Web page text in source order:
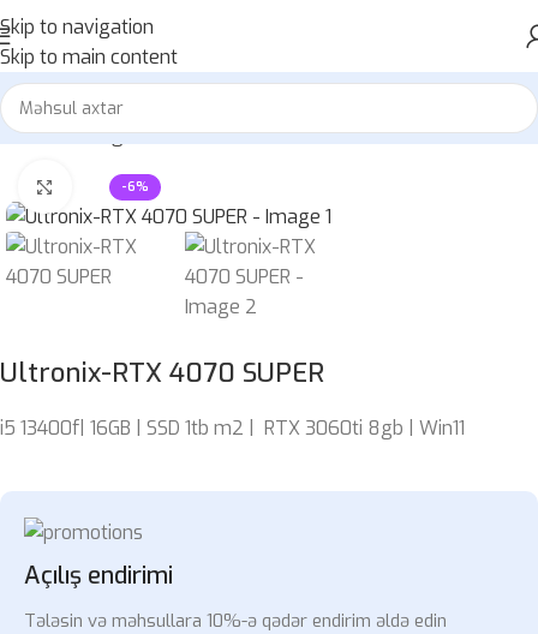
Skip to navigation
Skip to main content
Home»Mağaza»Ultronix-RTX 4070 SUPER
-6%
Böyütmək üçün klikləyin
Ultronix-RTX 4070 SUPER
i5 13400f| 16GB | SSD 1tb m2 | RTX 3060ti 8gb | Win11
Açılış endirimi
Tələsin və məhsullara 10%-ə qədər endirim əldə edin